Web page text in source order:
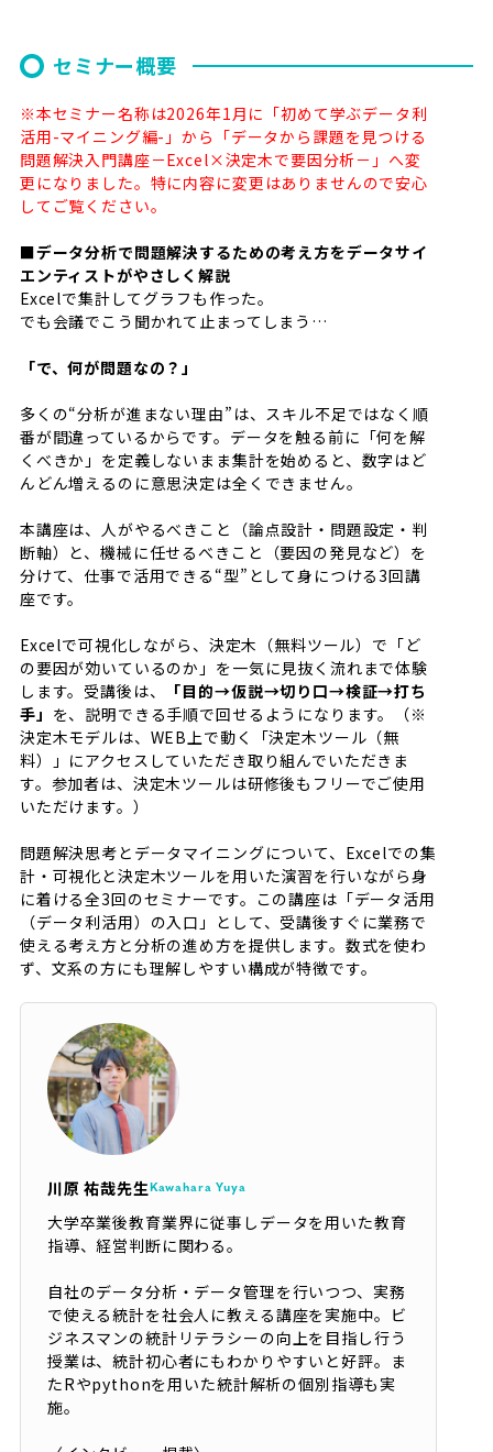
セミナー概要
※本セミナー名称は2026年1月に「初めて学ぶデータ利
活用-マイニング編-」から「データから課題を見つける
問題解決入門講座－Excel×決定木で要因分析－」へ変
更になりました。特に内容に変更はありませんので安心
してご覧ください。
■データ分析で問題解決するための考え方をデータサイ
エンティストがやさしく解説
Excelで集計してグラフも作った。
でも会議でこう聞かれて止まってしまう…
「で、何が問題なの？」
多くの“分析が進まない理由”は、スキル不足ではなく順
番が間違っているからです。データを触る前に「何を解
くべきか」を定義しないまま集計を始めると、数字はど
んどん増えるのに意思決定は全くできません。
本講座は、人がやるべきこと（論点設計・問題設定・判
断軸）と、機械に任せるべきこと（要因の発見など）を
分けて、仕事で活用できる“型”として身につける3回講
座です。
Excelで可視化しながら、決定木（無料ツール）で「ど
の要因が効いているのか」を一気に見抜く流れまで体験
します。受講後は、
「目的→仮説→切り口→検証→打ち
手」 を、説明できる手順で回せるようになります。（※
決定木モデルは、WEB上で動く「決定木ツール（無
料）」にアクセスしていただき取り組んでいただきま
す。参加者は、決定木ツールは研修後もフリーでご使用
いただけます。）
問題解決思考とデータマイニングについて、Excelでの集
計・可視化と決定木ツールを用いた演習を行いながら身
に着ける全3回のセミナーです。この講座は「データ活用
（データ利活用）の入口」として、受講後すぐに業務で
使える考え方と分析の進め方を提供します。数式を使わ
ず、文系の方にも理解しやすい構成が特徴です。
川原 祐哉先生 Kawahara Yuya
大学卒業後教育業界に従事しデータを用いた教育
指導、経営判断に関わる。
自社のデータ分析・データ管理を行いつつ、実務
で使える統計を社会人に教える講座を実施中。ビ
ジネスマンの統計リテラシーの向上を目指し行う
授業は、統計初心者にもわかりやすいと好評。ま
たRやpythonを用いた統計解析の個別指導も実
施。